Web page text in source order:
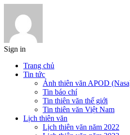
Sign in
Trang chủ
Tin tức
Ảnh thiên văn APOD
Tin báo chí
Tin thiên văn thế giới
Tin thiên văn Việt Nam
Lịch thiên văn
Lịch thiên văn năm 2022